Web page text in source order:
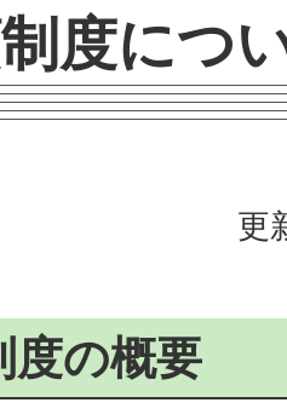
度につ
更
度の概要